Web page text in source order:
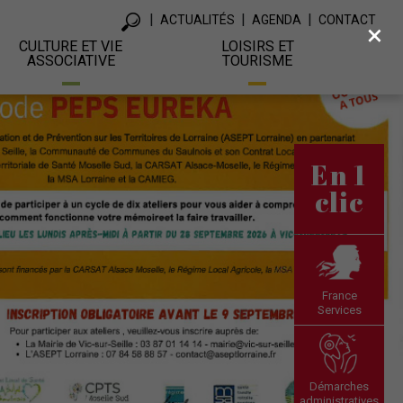
ACTUALITÉS AGENDA CONTACT
CULTURE ET VIE
ASSOCIATIVE
LOISIRS ET
TOURISME
En 1
clic
France
Services
Démarches
×